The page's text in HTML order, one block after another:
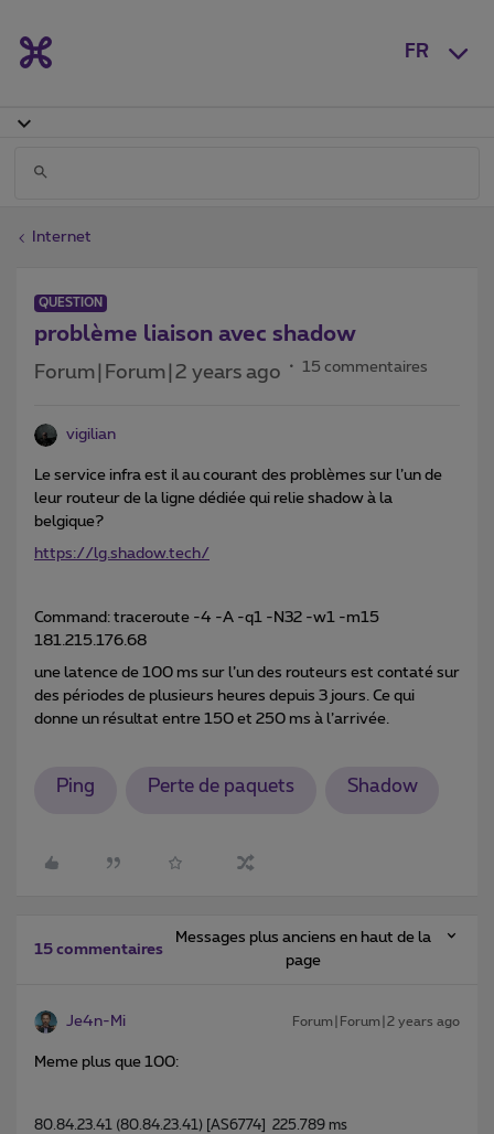
FR
Internet
QUESTION
problème liaison avec shadow
Forum|Forum|2 years ago 15 commentaires
vigilian
Le service infra est il au courant des problèmes sur l’un de
leur routeur de la ligne dédiée qui relie shadow à la
belgique?
https://lg.shadow.tech/
Command: traceroute -4 -A -q1 -N32 -w1 -m15
181.215.176.68
une latence de 100 ms sur l’un des routeurs est contaté sur
des périodes de plusieurs heures depuis 3 jours. Ce qui
donne un résultat entre 150 et 250 ms à l’arrivée.
Ping Perte de paquets Shadow
15 commentaires
Messages plus anciens en haut de la
page
Je4n-Mi Forum|Forum|2 years ago
Meme plus que 100:
80.84.23.41 (80.84.23.41) [AS6774]  225.789 ms